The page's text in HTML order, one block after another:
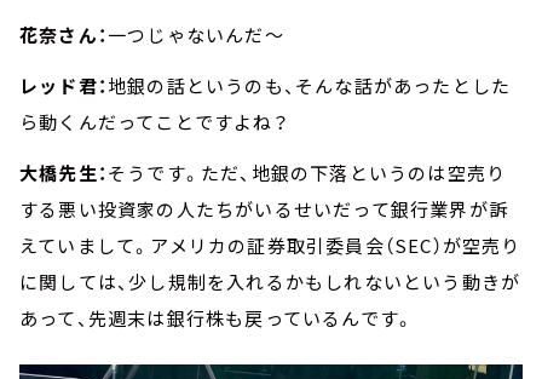
花奈さん：一つじゃないんだ～
レッド君：地銀の話というのも、そんな話があったとした
ら動くんだってことですよね？
大橋先生：そうです。ただ、地銀の下落というのは空売り
する悪い投資家の人たちがいるせいだって銀行業界が訴
えていまして。アメリカの証券取引委員会（SEC）が空売り
に関しては、少し規制を入れるかもしれないという動きが
あって、先週末は銀行株も戻っているんです。